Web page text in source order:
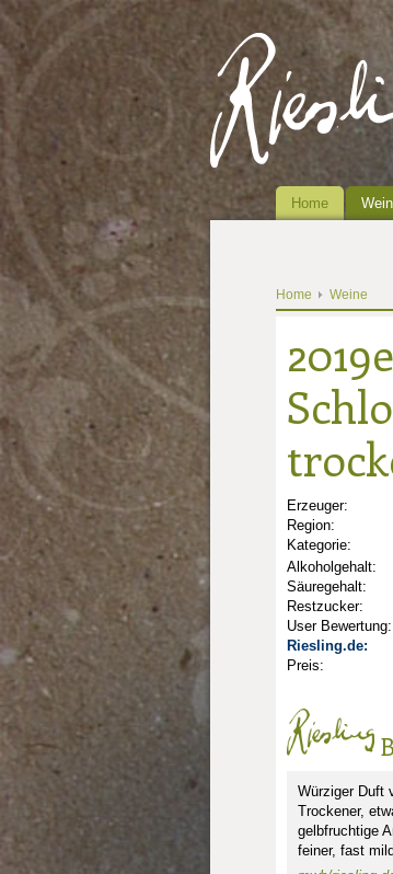
Home
Home Weine
Erzeuger:
Region:
Kategorie:
Alkoholgehalt:
Säuregehalt:
Restzucker:
User Bewertung:
Riesling.de:
Preis:
Würziger Duft
Trockener,
gelbfruchtige
feiner, fast
1.0